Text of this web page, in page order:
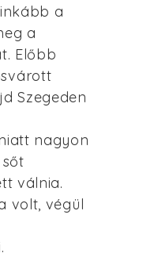
a
a
Előbb
Szegeden
nagyon
válnia.
volt, végül